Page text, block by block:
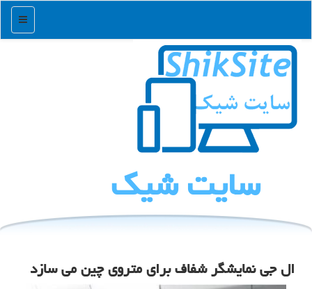
منو
سایت شیك
ال جی نمایشگر شفاف برای متروی چین می سازد